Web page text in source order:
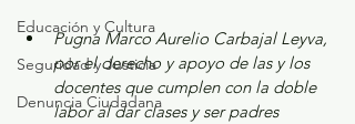
Educación y Cultura
Seguridad y Justicia
Denuncia Ciudadana
Pugna Marco Aurelio Carbajal Leyva,
por el derecho y apoyo de las y los
docentes que cumplen con la doble
labor al dar clases y ser padres